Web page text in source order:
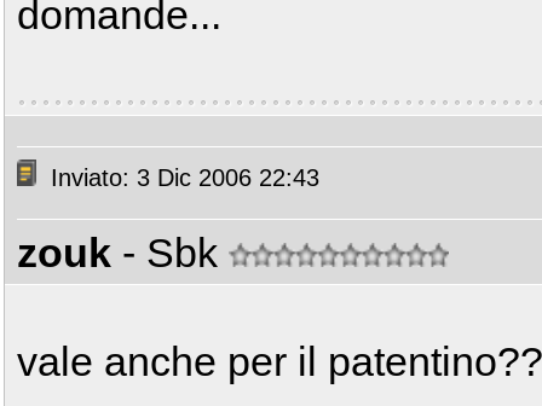
domande...
Inviato: 3 Dic 2006 22:43
zouk - Sbk
vale anche per il